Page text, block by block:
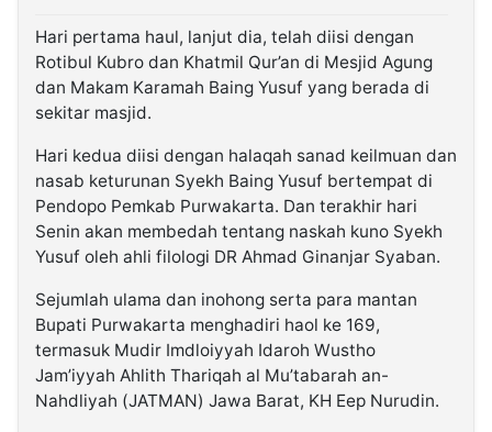
Hari pertama haul, lanjut dia, telah diisi dengan
Rotibul Kubro dan Khatmil Qur’an di Mesjid Agung
dan Makam Karamah Baing Yusuf yang berada di
sekitar masjid.
Hari kedua diisi dengan halaqah sanad keilmuan dan
nasab keturunan Syekh Baing Yusuf bertempat di
Pendopo Pemkab Purwakarta. Dan terakhir hari
Senin akan membedah tentang naskah kuno Syekh
Yusuf oleh ahli filologi DR Ahmad Ginanjar Syaban.
Sejumlah ulama dan inohong serta para mantan
Bupati Purwakarta menghadiri haol ke 169,
termasuk Mudir Imdloiyyah Idaroh Wustho
Jam’iyyah Ahlith Thariqah al Mu’tabarah an-
Nahdliyah (JATMAN) Jawa Barat, KH Eep Nurudin.